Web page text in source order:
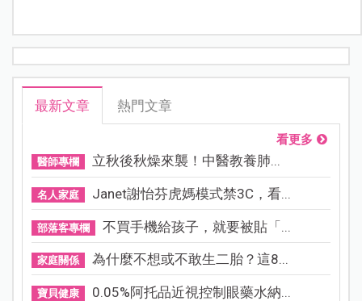
最新文章 熱門文章
看更多
醫師專欄 立秋後秋燥來襲！中醫教養肺...
名人家庭 Janet謝怡芬虎媽模式禁3C，看...
部落客專欄 不買手機給孩子，就要被貼「...
家庭關係 為什麼不想或不敢生二胎？這8...
寶貝健康 0.05%阿托品近視控制眼藥水納...